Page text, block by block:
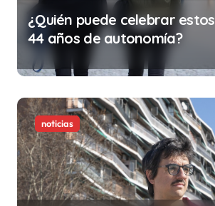
¿Quién puede celebrar estos
44 años de autonomía?
noticias